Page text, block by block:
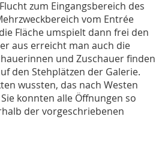
zum Eingangsbereich des
vom Entrée
Fläche umspielt dann frei den
aus erreicht man auch die
und Zuschauer finden
den Stehplätzen der Galerie.
wussten, das nach Westen
konnten alle Öffnungen so
der vorgeschriebenen